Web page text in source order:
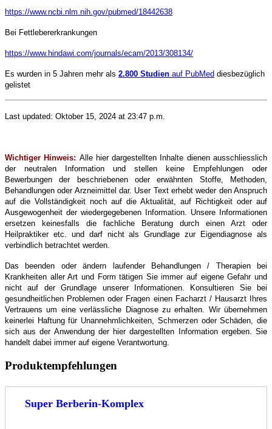
https://www.ncbi.nlm.nih.gov/pubmed/18442638
Bei Fettlebererkrankungen
https://www.hindawi.com/journals/ecam/2013/308134/
Es wurden in 5 Jahren mehr als 2.800 Studien auf PubMed diesbezüglich
gelistet
Last updated: Oktober 15, 2024 at 23:47 p.m.
Wichtiger Hinweis: Alle hier dargestellten Inhalte dienen ausschliesslich
der neutralen Information und stellen keine Empfehlungen oder
Bewerbungen der beschriebenen oder erwähnten Stoffe, Methoden,
Behandlungen oder Arzneimittel dar. User Text erhebt weder den Anspruch
auf die Vollständigkeit noch auf die Aktualität, auf Richtigkeit oder auf
Ausgewogenheit der wiedergegebenen Information. Unsere Informationen
ersetzen keinesfalls die fachliche Beratung durch einen Arzt oder
Heilpraktiker etc. und darf nicht als Grundlage zur Eigendiagnose als
verbindlich betrachtet werden.
Das beenden oder ändern laufender Behandlungen / Therapien bei
Krankheiten aller Art und Form tätigen Sie immer auf eigene Gefahr und
nicht auf der Grundlage unserer Informationen. Konsultieren Sie bei
gesundheitlichen Problemen oder Fragen einen Facharzt / Hausarzt Ihres
Vertrauens um eine verlässliche Diagnose zu erhalten. Wir übernehmen
keinerlei Haftung für Unannehmlichkeiten, Schmerzen oder Schäden, die
sich aus der Anwendung der hier dargestellten Information ergeben. Sie
handelt dabei immer auf eigene Verantwortung.
Produktempfehlungen
Super Berberin-Komplex